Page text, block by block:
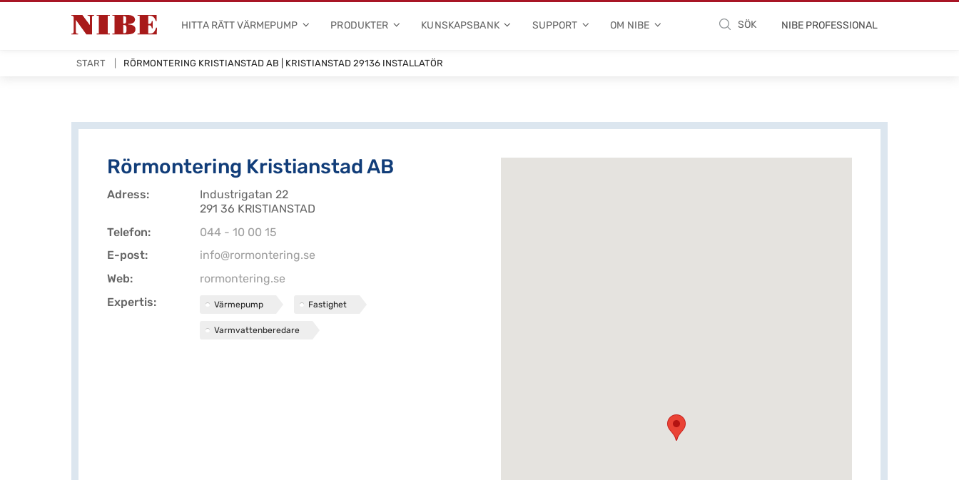
HITTA RÄTT VÄRMEPUMP PRODUKTER KUNSKAPSBANK SUPPORT OM NIBE SÖK NIBE PROFESSIONAL
START RÖRMONTERING KRISTIANSTAD AB | KRISTIANSTAD 29136 INSTALLATÖR
Rörmontering Kristianstad AB
Adress
Industrigatan 22
291 36 KRISTIANSTAD
Telefon
044 - 10 00 15
E-post
info@rormontering.se
Web
rormontering.se
Expertis
Värmepump Fastighet
Varmvattenberedare